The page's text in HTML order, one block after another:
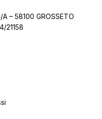
– 58100 GROSSETO
21158